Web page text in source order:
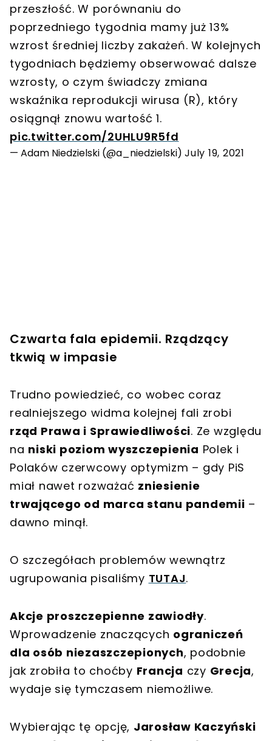
przeszłość. W porównaniu do
poprzedniego tygodnia mamy już 13%
wzrost średniej liczby zakażeń. W kolejnych
tygodniach będziemy obserwować dalsze
wzrosty, o czym świadczy zmiana
wskaźnika reprodukcji wirusa (R), który
osiągnął znowu wartość 1.
pic.twitter.com/2UHLU9R5fd
— Adam Niedzielski (@a_niedzielski) July 19, 2021
Czwarta fala epidemii. Rządzący
tkwią w impasie
Trudno powiedzieć, co wobec coraz
realniejszego widma kolejnej fali zrobi
rząd Prawa i Sprawiedliwości. Ze względu
na niski poziom wyszczepienia Polek i
Polaków czerwcowy optymizm – gdy PiS
miał nawet rozważać zniesienie
trwającego od marca stanu pandemii –
dawno minął.
O szczegółach problemów wewnątrz
ugrupowania pisaliśmy TUTAJ.
Akcje proszczepienne zawiodły.
Wprowadzenie znaczących ograniczeń
dla osób niezaszczepionych, podobnie
jak zrobiła to choćby Francja czy Grecja,
wydaje się tymczasem niemożliwe.
Wybierając tę opcję, Jarosław Kaczyński